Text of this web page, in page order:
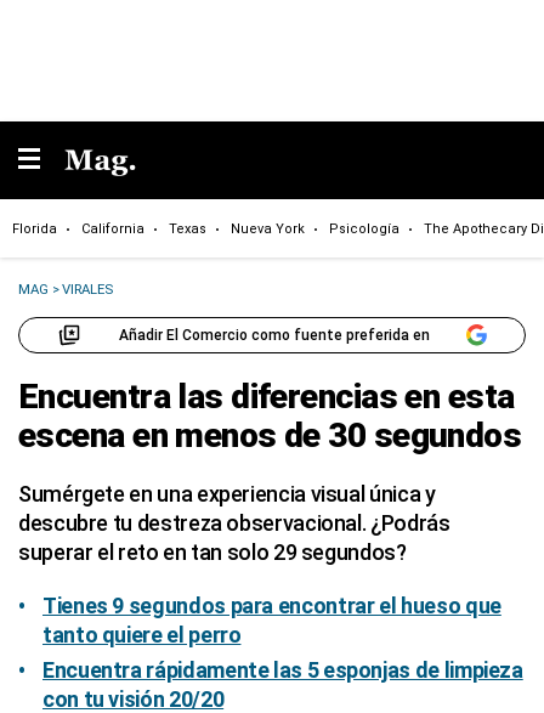
Florida California Texas Nueva York Psicología The Apothecary
MAG >VIRALES
Añadir El Comercio como fuente preferida en
Encuentra las diferencias en esta
escena en menos de 30 segundos
Sumérgete en una experiencia visual única y
descubre tu destreza observacional. ¿Podrás
superar el reto en tan solo 29 segundos?
Tienes 9 segundos para encontrar el hueso que
tanto quiere el perro
Encuentra rápidamente las 5 esponjas de limpieza
con tu visión 20/20